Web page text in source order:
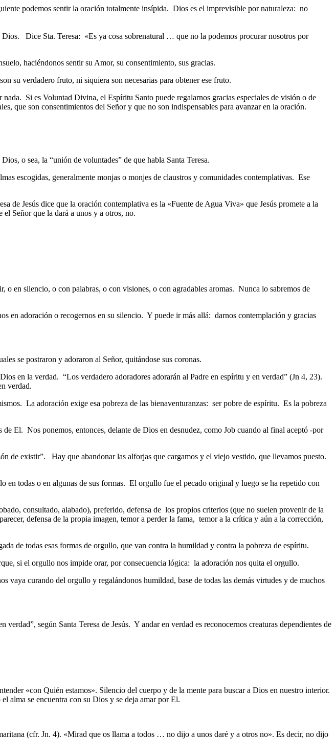
podemos sentir la oración totalmente insípida. Dios es el imprevisible por naturaleza: no
Dice Sta. Teresa: «Es ya cosa sobrenatural … que no la podemos procurar nosotros por
haciéndonos sentir su Amor, su consentimiento, sus gracias.
su verdadero fruto, ni siquiera son necesarias para obtener ese fruto.
Si es Voluntad Divina, el Espíritu Santo puede regalarnos gracias especiales de visión o de
que son consentimientos del Señor y que no son indispensables para avanzar en la oración.
o sea, la “unión de voluntades” de que habla Santa Teresa.
escogidas, generalmente monjas o monjes de claustros y comunidades contemplativas. Ese
de Jesús dice que la oración contemplativa es la «Fuente de Agua Viva» que Jesús promete a la
Señor que la dará a unos y a otros, no.
en silencio, o con palabras, o con visiones, o con agradables aromas. Nunca lo sabremos de
adoración o recogernos en su silencio. Y puede ir más allá: darnos contemplación y gracias
se postraron y adoraron al Señor, quitándose sus coronas.
en la verdad. “Los verdadero adoradores adorarán al Padre en espíritu y en verdad” (Jn 4, 23).
verdad.
La adoración exige esa pobreza de las bienaventuranzas: ser pobre de espíritu. Es la pobreza
El. Nos ponemos, entonces, delante de Dios en desnudez, como Job cuando al final aceptó -por
de existir”. Hay que abandonar las alforjas que cargamos y el viejo vestido, que llevamos puesto.
todas o en algunas de sus formas. El orgullo fue el pecado original y luego se ha repetido con
consultado, alabado), preferido, defensa de los propios criterios (que no suelen provenir de la
defensa de la propia imagen, temor a perder la fama, temor a la crítica y aún a la corrección,
de todas esas formas de orgullo, que van contra la humildad y contra la pobreza de espíritu.
si el orgullo nos impide orar, por consecuencia lógica: la adoración nos quita el orgullo.
vaya curando del orgullo y regalándonos humildad, base de todas las demás virtudes y de muchos
según Santa Teresa de Jesús. Y andar en verdad es reconocernos creaturas dependientes de
«con Quién estamos». Silencio del cuerpo y de la mente para buscar a Dios en nuestro interior.
alma se encuentra con su Dios y se deja amar por El.
(cfr. Jn. 4). «Mirad que os llama a todos … no dijo a unos daré y a otros no». Es decir, no dijo